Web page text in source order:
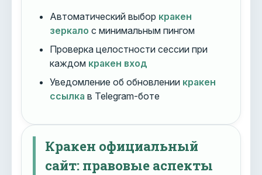
Автоматический выбор кракен
зеркало с минимальным пингом
Проверка целостности сессии при
каждом кракен вход
Уведомление об обновлении кракен
ссылка в Telegram-боте
Кракен официальный
сайт: правовые аспекты